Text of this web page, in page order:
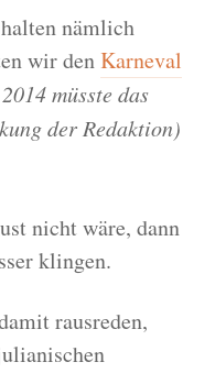
nämlich
wir denKarneval
müsste das
der Redaktion)
nicht wäre, dann
klingen.
rausreden,